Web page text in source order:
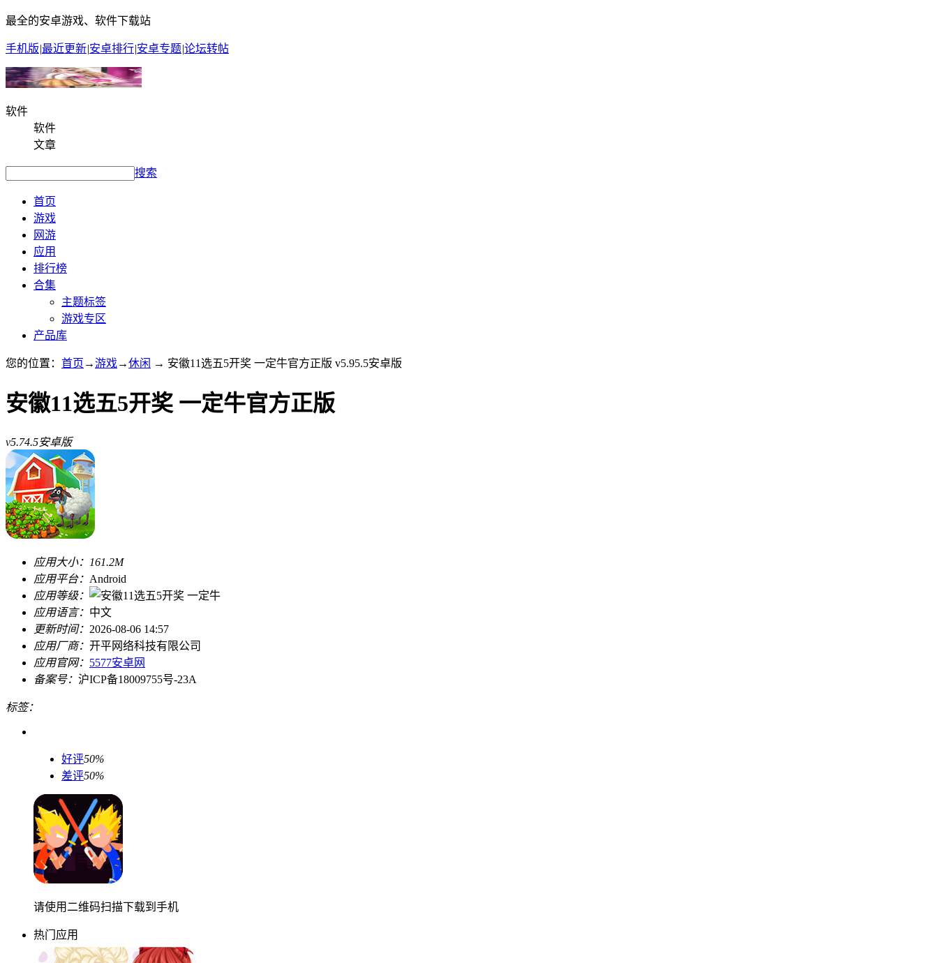
最全的安卓游戏、软件下载站
手机版|最近更新|安卓排行|安卓专题|论坛转帖
软件
软件
文章
搜索
首页
游戏
网游
应用
排行榜
合集
主题标签
游戏专区
产品库
您的位置： 首页 →游戏→休闲 → 安徽11选五5开奖 一定牛官方正版 v5.95.5安卓版
安徽11选五5开奖 一定牛官方正版
v5.74.5安卓版
应用大小： 161.2M
应用平台： Android
应用等级：
应用语言： 中文
更新时间： 2026-08-06 14:57
应用厂商： 开平网络科技有限公司
应用官网： 5577安卓网
备案号： 沪ICP备18009755号-23A
标签：
好评50%
差评50%
请使用二维码扫描下载到手机
热门应用